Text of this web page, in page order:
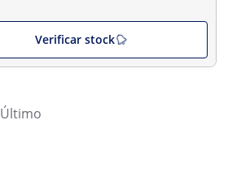
Verificar stock
Último